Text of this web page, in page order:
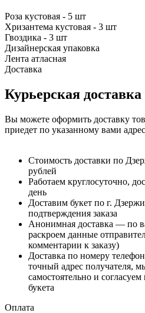
Роза кустовая - 5 шт
Хризантема кустовая - 3 шт
Гвоздика - 3 шт
Дизайнерская упаковка
Лента атласная
Доставка
Курьерская доставка
Вы можете оформить доставку
приедет по указанному вами
Стоимость доставки по
рублей
Работаем круглосуточно,
день
Доставим букет по г.
подтверждения заказа
Анонимная доставка — по
раскроем данные
комментарии к заказу)
Доставка по номеру
точный адрес получателя,
самостоятельно и
букета
Оплата